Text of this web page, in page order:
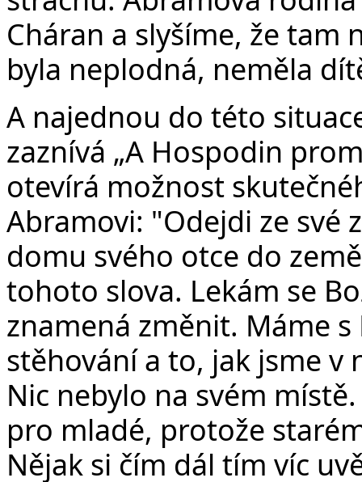
Cháran a slyšíme, že tam
byla neplodná, neměla
A najednou do této
zaznívá „A Hospodin
otevírá možnost
Abramovi: "Odejdi ze své
domu svého otce do
tohoto slova. Lekám se
znamená změnit. Máme
stěhování a to, jak jsme v
Nic nebylo na svém
pro mladé, protože
Nějak si čím dál tím víc